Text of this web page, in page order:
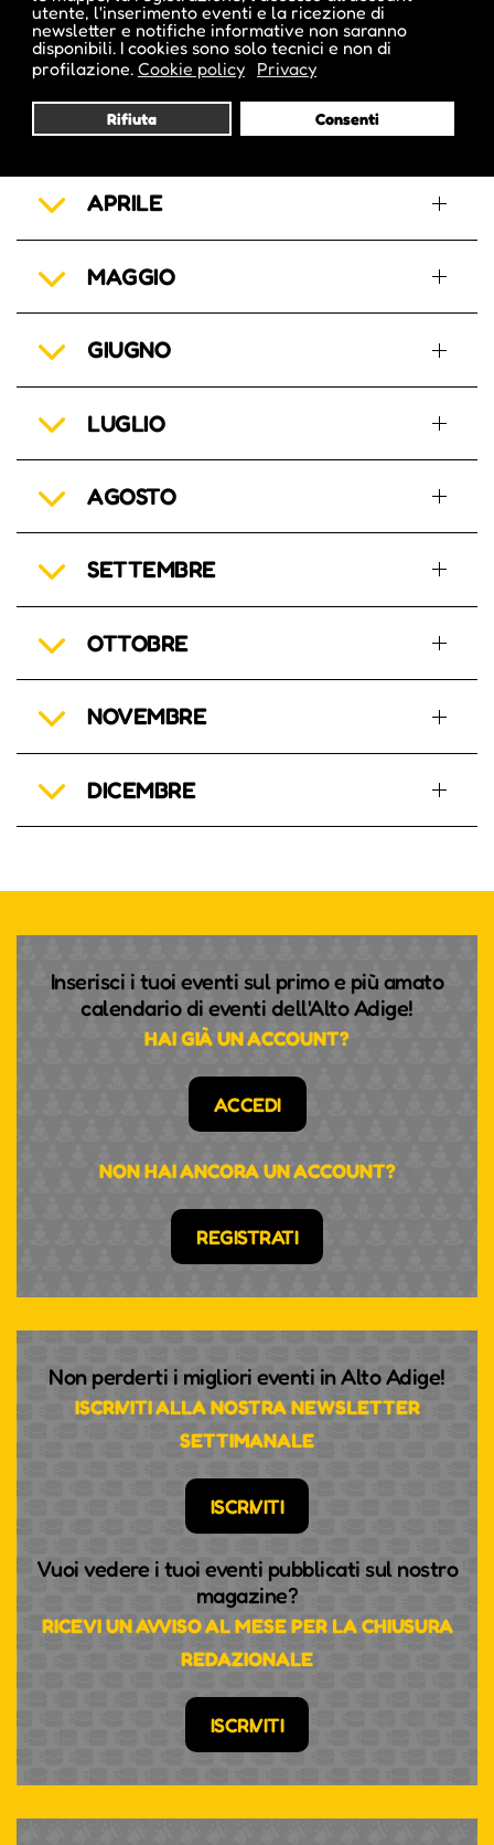
utente, l'inserimento eventi e la ricezione di
newsletter e notifiche informative non saranno
disponibili. I cookies sono solo tecnici e non di
profilazione. Cookie policy Privacy
Rifiuta Consenti
FEBBRAIO
MARZO
APRILE
MAGGIO
GIUGNO
LUGLIO
AGOSTO
SETTEMBRE
OTTOBRE
NOVEMBRE
DICEMBRE
Inserisci i tuoi eventi sul primo e più amato
calendario di eventi dell'Alto Adige!
HAI GIÀ UN ACCOUNT?
ACCEDI
NON HAI ANCORA UN ACCOUNT?
REGISTRATI
Non perderti i migliori eventi in Alto Adige!
ISCRIVITI ALLA NOSTRA NEWSLETTER
SETTIMANALE
ISCRIVITI
Vuoi vedere i tuoi eventi pubblicati sul nostro
magazine?
RICEVI UN AVVISO AL MESE PER LA CHIUSURA
REDAZIONALE
ISCRIVITI